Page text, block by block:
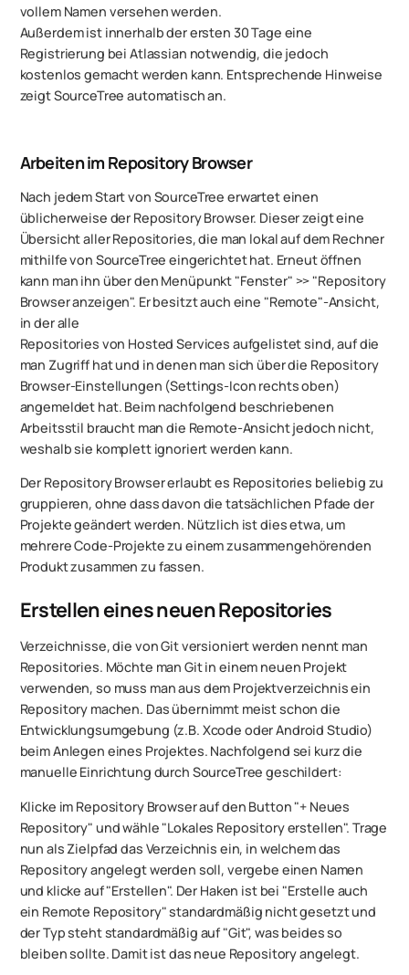
vollem Namen versehen werden.
Außerdem ist innerhalb der ersten 30 Tage eine
Registrierung bei Atlassian notwendig, die jedoch
kostenlos gemacht werden kann. Entsprechende Hinweise
zeigt SourceTree automatisch an.
Arbeiten im Repository Browser
Nach jedem Start von SourceTree erwartet einen
üblicherweise der Repository Browser. Dieser zeigt eine
Übersicht aller Repositories, die man lokal auf dem Rechner
mithilfe von SourceTree eingerichtet hat. Erneut öffnen
kann man ihn über den Menüpunkt "Fenster" >> "Repository
Browser anzeigen". Er besitzt auch eine "Remote"-Ansicht,
in der alle
Repositories von Hosted Services aufgelistet sind, auf die
man Zugriff hat und in denen man sich über die Repository
Browser-Einstellungen (Settings-Icon rechts oben)
angemeldet hat. Beim nachfolgend beschriebenen
Arbeitsstil braucht man die Remote-Ansicht jedoch nicht,
weshalb sie komplett ignoriert werden kann.
Der Repository Browser erlaubt es Repositories beliebig zu
gruppieren, ohne dass davon die tatsächlichen Pfade der
Projekte geändert werden. Nützlich ist dies etwa, um
mehrere Code-Projekte zu einem zusammengehörenden
Produkt zusammen zu fassen.
Erstellen eines neuen Repositories
Verzeichnisse, die von Git versioniert werden nennt man
Repositories. Möchte man Git in einem neuen Projekt
verwenden, so muss man aus dem Projektverzeichnis ein
Repository machen. Das übernimmt meist schon die
Entwicklungsumgebung (z.B. Xcode oder Android Studio)
beim Anlegen eines Projektes. Nachfolgend sei kurz die
manuelle Einrichtung durch SourceTree geschildert:
Klicke im Repository Browser auf den Button "+ Neues
Repository" und wähle "Lokales Repository erstellen". Trage
nun als Zielpfad das Verzeichnis ein, in welchem das
Repository angelegt werden soll, vergebe einen Namen
und klicke auf "Erstellen". Der Haken ist bei "Erstelle auch
ein Remote Repository" standardmäßig nicht gesetzt und
der Typ steht standardmäßig auf "Git", was beides so
bleiben sollte. Damit ist das neue Repository angelegt.